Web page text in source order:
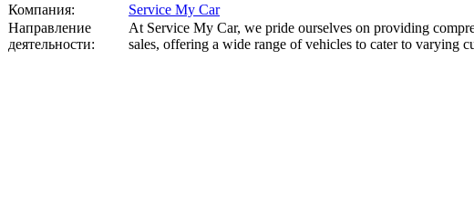
Компания:
Service My Car
Направление
деятельности:
At Service My Car, we pride ourselves on providing
sales, offering a wide range of vehicles to cater to varying